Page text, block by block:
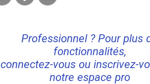
Professionnel ? Pour plus
fonctionnalités,
connectez-vous ou inscrivez-
notre espace pro